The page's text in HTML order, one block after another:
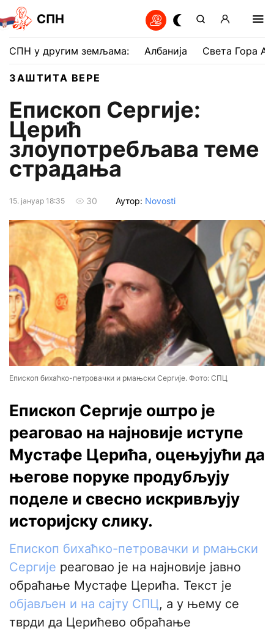
СПН
СПН у другим земљама: Албанија Света Гора
ЗАШТИТА ВЕРЕ
Епископ Сергије:
Церић
злоупотребљава теме
страдања
15. јануар 18:35 30 Аутор: Novosti
Епископ бихаћко-петровачки и рмањски Сергије. Фото: СПЦ
Епископ Сергије оштро је
реаговао на најновије иступе
Мустафе Церића, оцењујући да
његове поруке продубљују
поделе и свесно искривљују
историјску слику.
Епископ бихаћко-петровачки и рмањски
Сергије реаговао је на најновије јавно
обраћање Мустафе Церића. Текст је
објављен и на сајту СПЦ, а у њему се
тврди да Церићево обраћање